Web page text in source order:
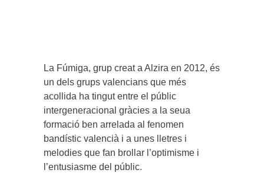
La Fúmiga, grup creat a Alzira en 2012, és
un dels grups valencians que més
acollida ha tingut entre el públic
intergeneracional gràcies a la seua
formació ben arrelada al fenomen
bandístic valencià i a unes lletres i
melodies que fan brollar l’optimisme i
l’entusiasme del públic.